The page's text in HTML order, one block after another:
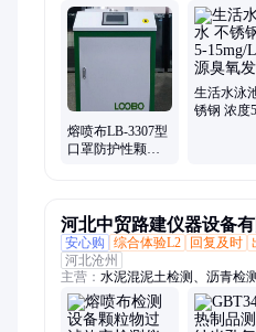
量仪、黑度仪、测定仪、测试仪
感器、流量计、采样器、传声器
制器、无人机、防护包、探测器
熔喷布LB-3307型
口罩防护性颗粒
生活水泳
锈钢 浓度
河北中贸路建仪器设备有
安心购
综合体验L2 回复及时
河北沧州
主营： 水泥混泥土检测、沥青检